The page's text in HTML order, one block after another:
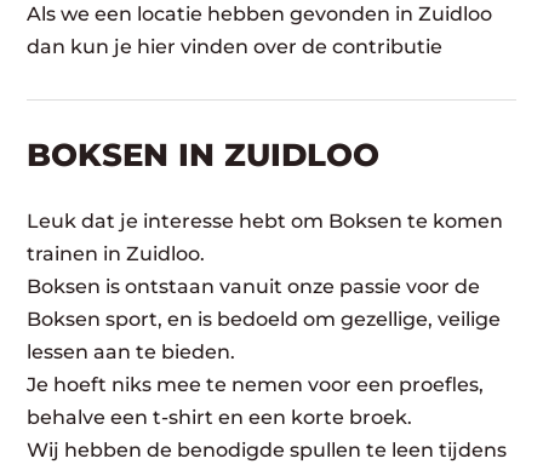
Als we een locatie hebben gevonden in Zuidloo
dan kun je hier vinden over de contributie
BOKSEN IN ZUIDLOO
Leuk dat je interesse hebt om Boksen te komen
trainen in Zuidloo.
Boksen is ontstaan vanuit onze passie voor de
Boksen sport, en is bedoeld om gezellige, veilige
lessen aan te bieden.
Je hoeft niks mee te nemen voor een proefles,
behalve een t-shirt en een korte broek.
Wij hebben de benodigde spullen te leen tijdens